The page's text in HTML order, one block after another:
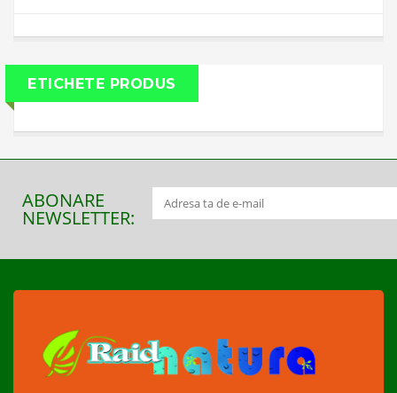
ETICHETE PRODUS
ABONARE
NEWSLETTER: